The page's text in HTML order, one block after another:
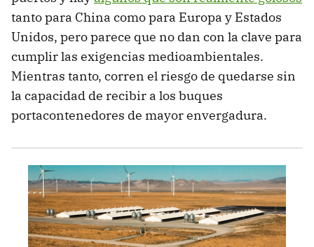
tanto para China como para Europa y Estados
Unidos, pero parece que no dan con la clave para
cumplir las exigencias medioambientales.
Mientras tanto, corren el riesgo de quedarse sin
la capacidad de recibir a los buques
portacontenedores de mayor envergadura.